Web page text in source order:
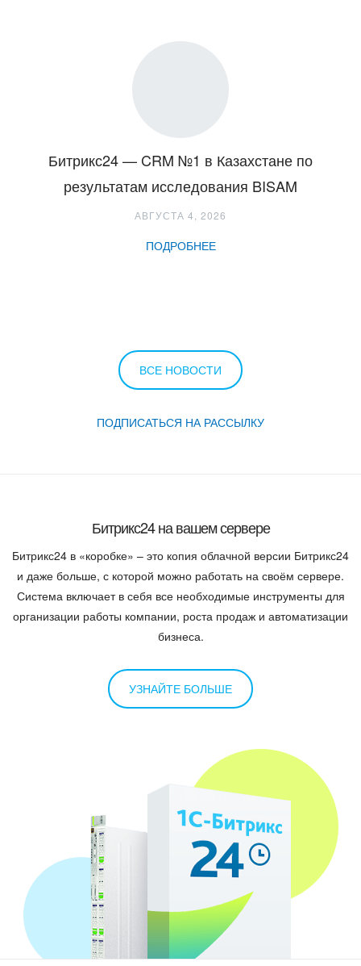
Битрикс24 — CRM №1 в Казахстане по
результатам исследования BISAM
АВГУСТА 4, 2026
ПОДРОБНЕЕ
ВСЕ НОВОСТИ
ПОДПИСАТЬСЯ НА РАССЫЛКУ
Битрикс24 на вашем сервере
Битрикс24 в «коробке» – это копия облачной версии Битрикс24
и даже больше, с которой можно работать на своём сервере.
Система включает в себя все необходимые инструменты для
организации работы компании, роста продаж и автоматизации
бизнеса.
УЗНАЙТЕ БОЛЬШЕ